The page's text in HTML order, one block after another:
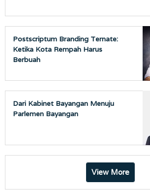
Postscriptum Branding Ternate:
Ketika Kota Rempah Harus
Berbuah
Dari Kabinet Bayangan Menuju
Parlemen Bayangan
View More